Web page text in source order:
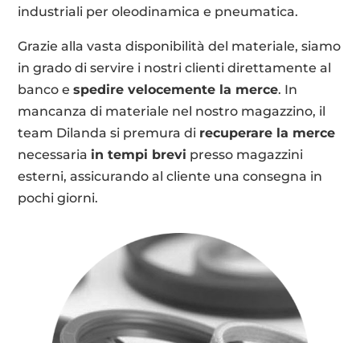
industriali per oleodinamica e pneumatica.
Grazie alla vasta disponibilità del materiale, siamo
in grado di servire i nostri clienti direttamente al
banco espedire velocemente la merce. In
mancanza di materiale nel nostro magazzino, il
team Dilanda si premura di recuperare la merce
necessaria in tempi brevi presso magazzini
esterni, assicurando al cliente una consegna in
pochi giorni.